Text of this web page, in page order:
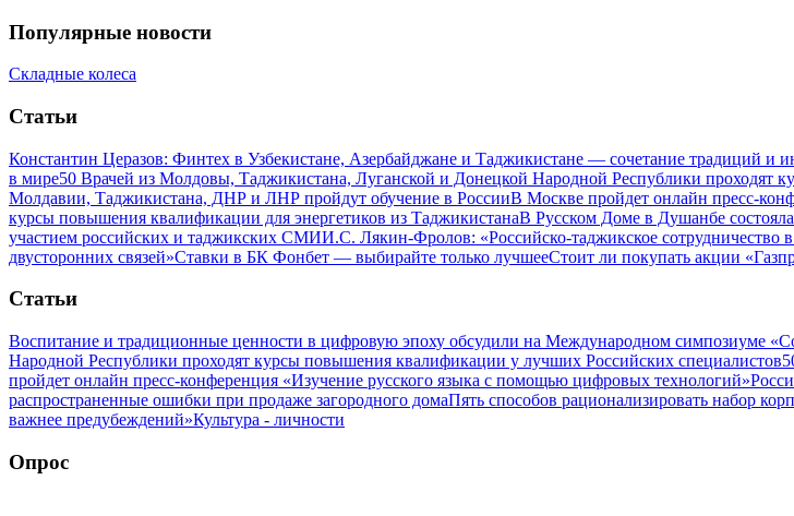
Популярные новости
Складные колеса
Статьи
Константин Церазов: Финтех в Узбекистане, Азербайджане и Таджикистане — сочетание традиций и
в мире50 Врачей из Молдовы, Таджикистана, Луганской и Донецкой Народной Республики проходят
Молдавии, Таджикистана, ДНР и ЛНР пройдут обучение в РоссииВ Москве пройдет онлайн пресс-
курсы повышения квалификации для энергетиков из ТаджикистанаВ Русском Доме в Душанбе
участием российских и таджикских СМИИ.С. Лякин-Фролов: «Российско-таджикское сотрудничество
двусторонних связей»Ставки в БК Фонбет — выбирайте только лучшееСтоит ли покупать акции
Статьи
Воспитание и традиционные ценности в цифровую эпоху обсудили на Международном симпозиуме
Народной Республики проходят курсы повышения квалификации у лучших Российских специалистов
пройдет онлайн пресс-конференция «Изучение русского языка с помощью цифровых технологий»
распространенные ошибки при продаже загородного домаПять способов рационализировать набор
важнее предубеждений»Культура - личности
Опрос